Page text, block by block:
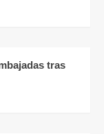
tras